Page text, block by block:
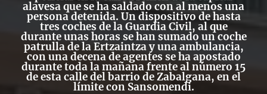
alavesa que se ha saldado conal menos una
persona detenida. Un dispositivo de hasta
tres coches de la Guardia Civil, al que
durante unas horas se han sumado un coche
patrulla de la Ertzaintza y una ambulancia,
conuna decena de agentes se ha apostado
durante toda la mañana frente al número 15
de esta calle del barrio deZabalgana, en el
límite con Sansomendi.